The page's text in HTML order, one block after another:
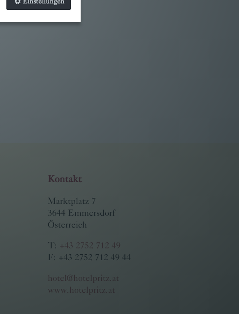
Kontakt
Marktplatz 7
3644 Emmersdorf
Österreich
T: +43 2752 712 49
F: +43 2752 712 49 44
hotel@hotelpritz.at
www.hotelpritz.at